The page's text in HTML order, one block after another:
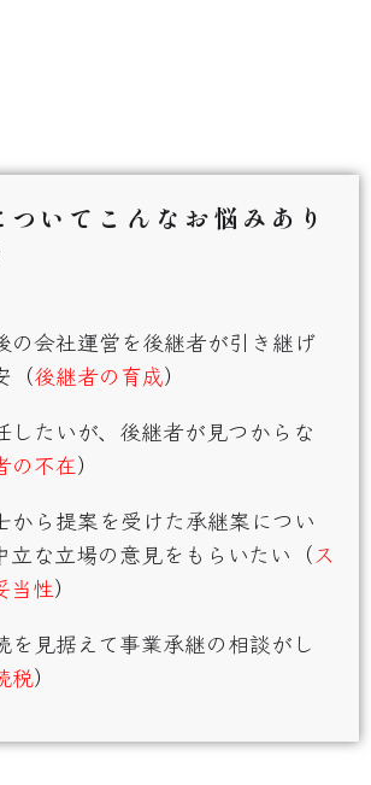
いてこんなお悩みあり
の会社運営を後継者が引き継げ
（後継者の育成）
したいが、後継者が見つからな
の不在）
から提案を受けた承継案につい
立な立場の意見をもらいたい（ス
当性）
を見据えて事業承継の相談がし
税）